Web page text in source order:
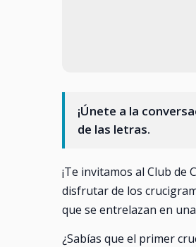
¡Únete a la
de las letras.
¡Te invitamos al Club de
disfrutar de los
que se entrelazan en
¿Sabías que el primer